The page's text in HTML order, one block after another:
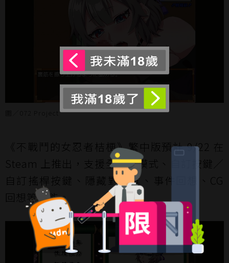
《不戰鬥的女忍者桔梗》繁中版預計 9/22 在
Steam 上推出，支援全螢幕模式、自訂按鍵／
自訂搖桿按鍵、隱藏對話框、事件回想、CG
回想等功能。